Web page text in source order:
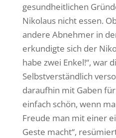
gesundheitlichen
Nikolaus nicht essen.
andere Abnehmer in
erkundigte sich der
habe zwei Enkel!“, war
Selbstverständlich
daraufhin mit Gaben für
einfach schön, wenn
Freude man mit einer
Geste macht“,